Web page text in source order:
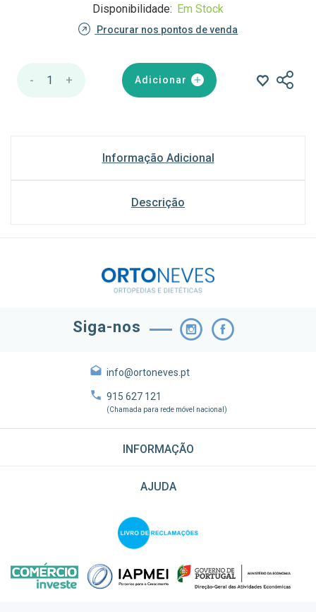
Disponibilidade: Em Stock
Procurar nos pontos de venda
- 1 + Adicionar
Informação Adicional
Descrição
Siga-nos
info@ortoneves.pt
915 627 121
(Chamada para rede móvel nacional)
INFORMAÇÃO
AJUDA